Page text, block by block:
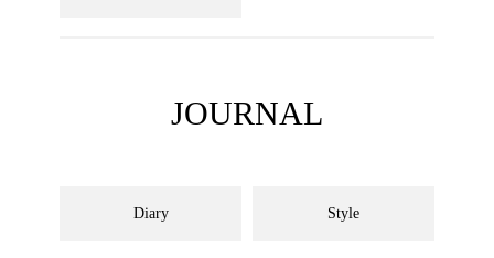
JOURNAL
Diary Style